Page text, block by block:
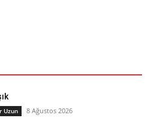
Uzun 8 Ağustos 2026